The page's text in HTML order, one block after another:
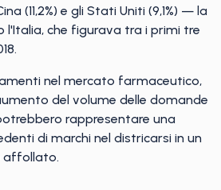
(11,2%) e gli Stati Uniti (9,1%) — la
l'Italia, che figurava tra i primi tre
nel mercato farmaceutico,
del volume delle domande
rappresentare una
di marchi nel districarsi in un
affollato.